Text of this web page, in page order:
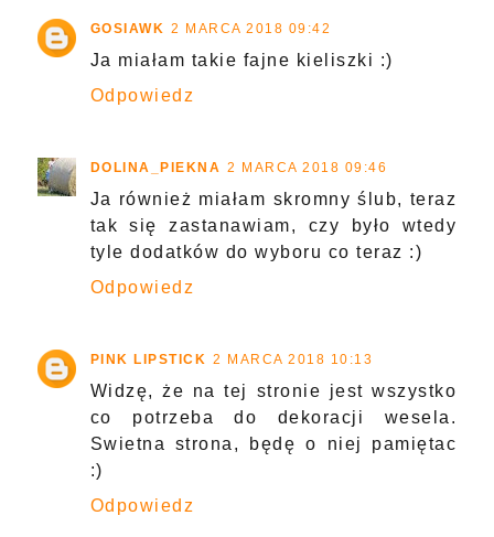
GOSIAWK 2 MARCA 2018 09:42
Ja miałam takie fajne kieliszki :)
Odpowiedz
DOLINA_PIEKNA 2 MARCA 2018 09:46
Ja również miałam skromny ślub, teraz
tak się zastanawiam, czy było wtedy
tyle dodatków do wyboru co teraz :)
Odpowiedz
PINK LIPSTICK 2 MARCA 2018 10:13
Widzę, że na tej stronie jest wszystko
co potrzeba do dekoracji wesela.
Swietna strona, będę o niej pamiętac
:)
Odpowiedz